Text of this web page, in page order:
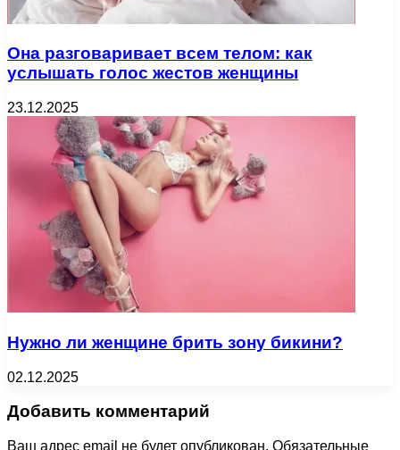
Она разговаривает всем телом: как
услышать голос жестов женщины
23.12.2025
Нужно ли женщине брить зону бикини?
02.12.2025
Добавить комментарий
Ваш адрес email не будет опубликован. Обязательные